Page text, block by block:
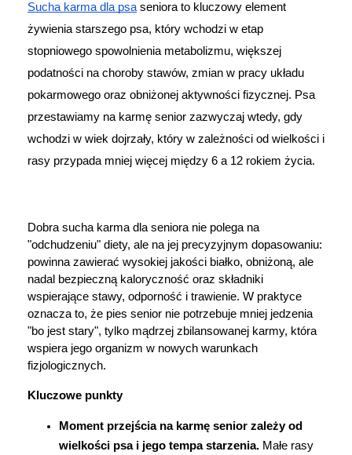
Higiena
Kosmetyki
Mężczyzna
Zdrowy styl życia
Sprzęt medyczny
Motoryzacja
Grupy produktowe
Marki
Sucha karma dla psa seniora to kluczowy element
żywienia starszego psa, który wchodzi w etap
stopniowego spowolnienia metabolizmu, większej
podatności na choroby stawów, zmian w pracy układu
pokarmowego oraz obniżonej aktywności fizycznej. Psa
przestawiamy na karmę senior zazwyczaj wtedy, gdy
wchodzi w wiek dojrzały, który w zależności od wielkości i
rasy przypada mniej więcej między 6 a 12 rokiem życia.
Dobra sucha karma dla seniora nie polega na
"odchudzeniu" diety, ale na jej precyzyjnym dopasowaniu:
powinna zawierać wysokiej jakości białko, obniżoną, ale
nadal bezpieczną kaloryczność oraz składniki
wspierające stawy, odporność i trawienie. W praktyce
oznacza to, że pies senior nie potrzebuje mniej jedzenia
"bo jest stary", tylko mądrzej zbilansowanej karmy, która
wspiera jego organizm w nowych warunkach
fizjologicznych.
Kluczowe punkty
Moment przejścia na karmę senior zależy od
wielkości psa i jego tempa starzenia. Małe rasy